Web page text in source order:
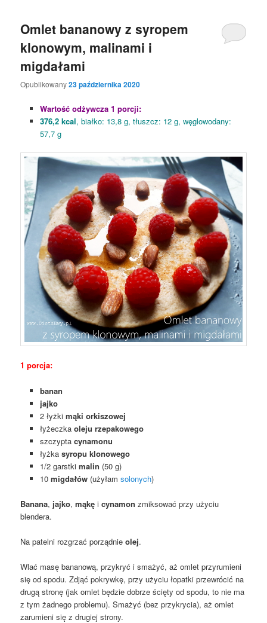
Omlet bananowy z syropem
klonowym, malinami i
migdałami
Opublikowany23 października 2020
Wartość odżywcza 1 porcji:
376,2 kcal, białko: 13,8 g, tłuszcz: 12 g, węglowodany:
57,7 g
1 porcja:
banan
jajko
2 łyżkimąki orkiszowej
łyżeczka oleju rzepakowego
szczyptacynamonu
łyżkasyropu klonowego
1/2 garstki malin (50 g)
10 migdałów(użyłam solonych)
Banana, jajko,mąkę icynamon zmiksować przy użyciu
blendera.
Na patelni rozgrzać porządnieolej.
Wlać masę bananową, przykryć i smażyć, aż omlet przyrumieni
się od spodu. Zdjąć pokrywkę, przy użyciu łopatki przewrócić na
drugą stronę (jak omlet będzie dobrze ścięty od spodu, to nie ma
z tym żadnego problemu). Smażyć (bez przykrycia), aż omlet
zarumieni się z drugiej strony.